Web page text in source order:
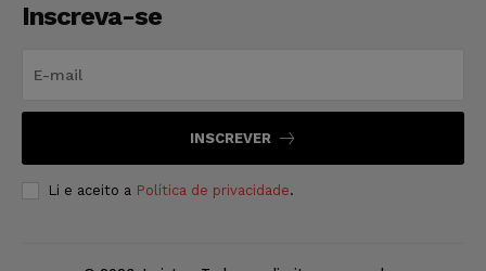
Inscreva-se
INSCREVER
Li e aceito a Política de privacidade.